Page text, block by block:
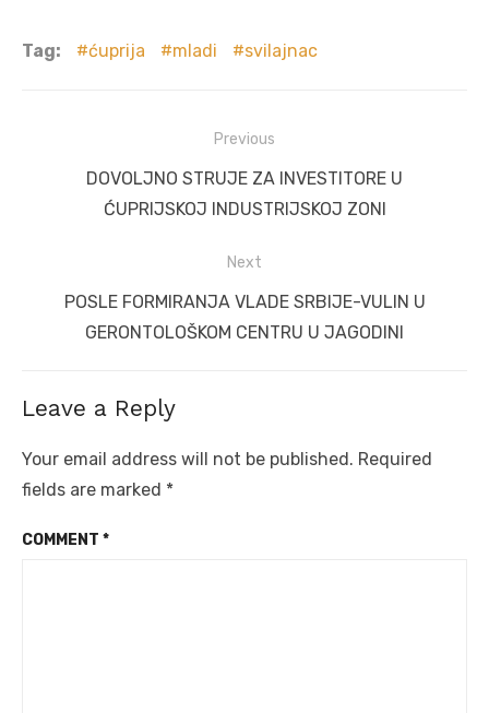
Tag: ćuprija mladi svilajnac
navigation
Previous
PreviousDOVOLJNO STRUJE ZA INVESTITORE U
ĆUPRIJSKOJ INDUSTRIJSKOJ ZONI
Next
NextPOSLE FORMIRANJA VLADE SRBIJE-VULIN U
GERONTOLOŠKOM CENTRU U JAGODINI
Leave a Reply
Your email address will not be published. Required
fields are marked *
COMMENT *